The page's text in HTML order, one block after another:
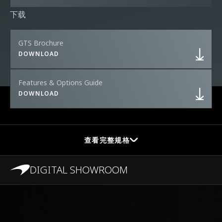
下载
GTS Brochure
DOWNLOAD
Features & Options Guide
DOWNLOAD
查看完整规格
DIGITAL SHOWROOM